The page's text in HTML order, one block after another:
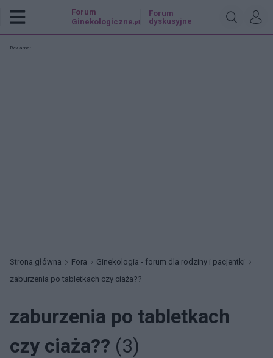
Forum
Ginekologiczne .pl
Forum
dyskusyjne
Reklama:
Strona główna Fora
Ginekologia - forum dla rodziny i pacjentki
zaburzenia po tabletkach czy ciaża??
zaburzenia po tabletkach
czy ciaża?? (3)